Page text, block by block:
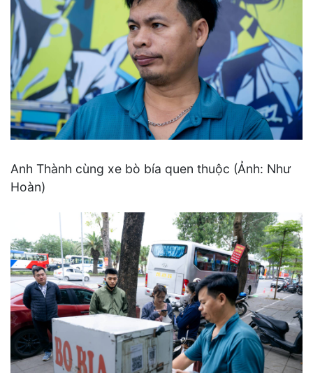
Anh Thành cùng xe bò bía quen thuộc (Ảnh: Như
Hoàn)